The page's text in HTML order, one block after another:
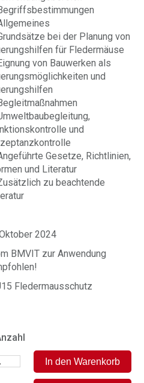
bei der Planung von
für Fledermäuse
von Bauwerken als
und
und
Gesetze, Richtlinien,
und Literatur
zu beachtende
2024
BMVIT zur Anwendung
Fledermausschutz